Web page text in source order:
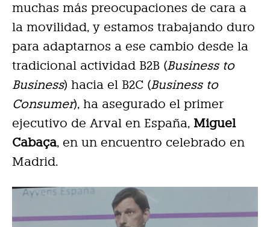
muchas más preocupaciones de cara a
la movilidad, y estamos trabajando duro
para adaptarnos a ese cambio desde la
tradicional actividad B2B (Business to
Business) hacia el B2C (Business to
Consumer), ha asegurado el primer
ejecutivo de Arval en España, Miguel
Cabaça, en un encuentro celebrado en
Madrid.